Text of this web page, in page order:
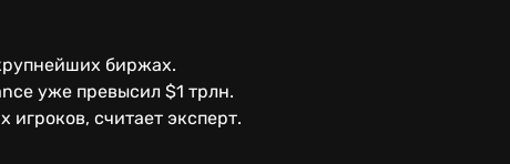
биржах.
уже превысил $1 трлн.
считает эксперт.